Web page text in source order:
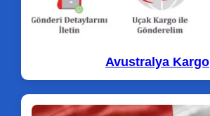
Avustralya Kargo